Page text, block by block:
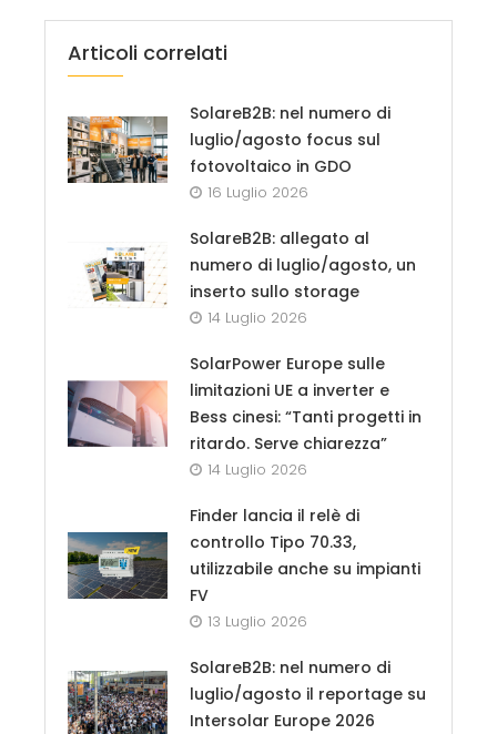
Articoli correlati
SolareB2B: nel numero di
luglio/agosto focus sul
fotovoltaico in GDO
16 Luglio 2026
SolareB2B: allegato al
numero di luglio/agosto, un
inserto sullo storage
14 Luglio 2026
SolarPower Europe sulle
limitazioni UE a inverter e
Bess cinesi: “Tanti progetti in
ritardo. Serve chiarezza”
14 Luglio 2026
Finder lancia il relè di
controllo Tipo 70.33,
utilizzabile anche su impianti
FV
13 Luglio 2026
SolareB2B: nel numero di
luglio/agosto il reportage su
Intersolar Europe 2026